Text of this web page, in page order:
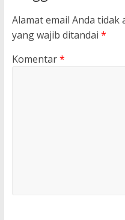
Alamat email Anda tidak
yang wajib ditandai *
Komentar*